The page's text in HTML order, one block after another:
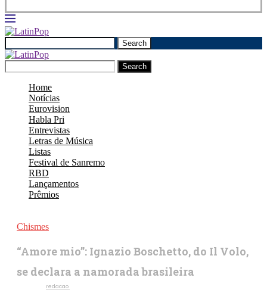
Search
Search
Home
Notícias
Eurovision
Habla Pri
Entrevistas
Letras de Música
Listas
Festival de Sanremo
RBD
Lançamentos
Prêmios
Chismes
“Amore mio”: Ignazio Boschetto, do Il Volo,
se declara a namorada brasileira
redacao